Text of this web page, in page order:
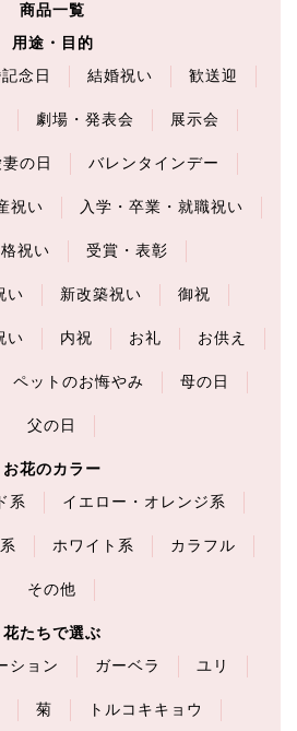
商品一覧
用途・目的
念日 結婚祝い 歓送迎
劇場・発表会 展示会
の日 バレンタインデー
祝い 入学・卒業・就職祝い
祝い 受賞・表彰
い 新改築祝い 御祝
い 内祝 お礼 お供え
ペットのお悔やみ 母の日
父の日
お花のカラー
系
イエロー・オレンジ系
ホワイト系 カラフル
その他
花たちで選ぶ
ション ガーベラ ユリ
菊 トルコキキョウ